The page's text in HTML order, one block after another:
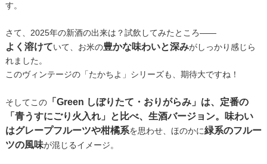
す。
さて、2025年の新酒の出来は？試飲してみたところ――
よく溶けていて、お米の豊かな味わいと深みがしっかり感じら
れました。
このヴィンテージの「たかちよ」シリーズも、期待大ですね！
そしてこの「Green しぼりたて・おりがらみ」は、定番の
「青うすにごり火入れ」と比べ、生酒バージョン。味わい
はグレープフルーツや柑橘系を思わせ、ほのかに緑系のフルー
ツの風味が混じるイメージ。